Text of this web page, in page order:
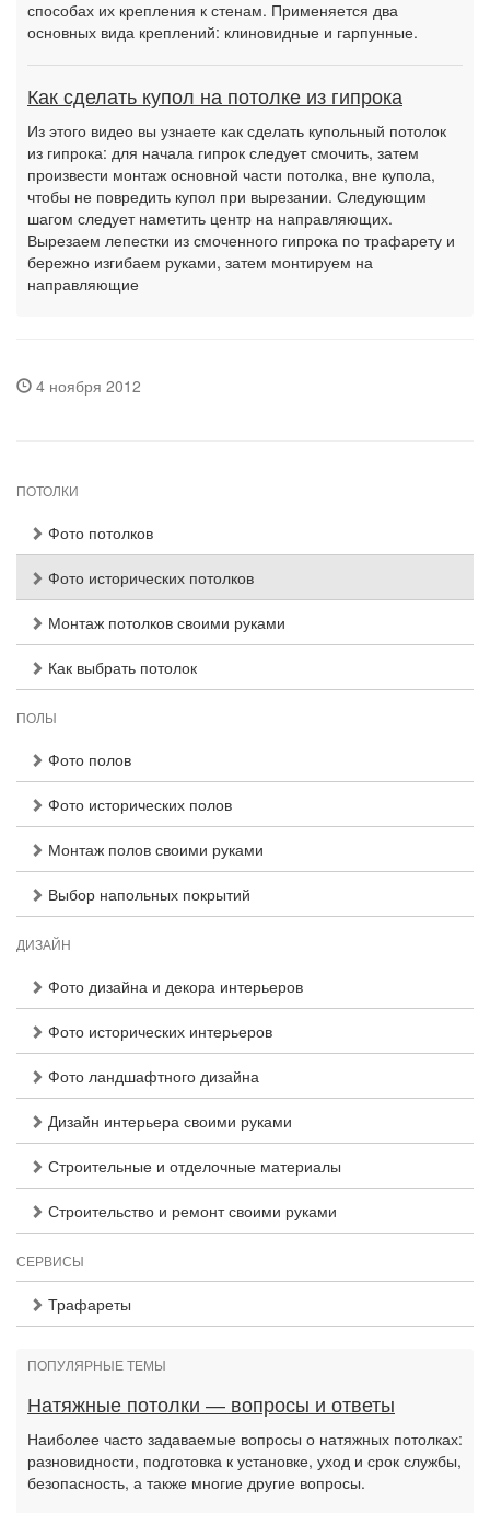
способах их крепления к стенам. Применяется два
основных вида креплений: клиновидные и гарпунные.
Как сделать купол на потолке из гипрока
Из этого видео вы узнаете как сделать купольный потолок
из гипрока: для начала гипрок следует смочить, затем
произвести монтаж основной части потолка, вне купола,
чтобы не повредить купол при вырезании. Следующим
шагом следует наметить центр на направляющих.
Вырезаем лепестки из смоченного гипрока по трафарету и
бережно изгибаем руками, затем монтируем на
направляющие
4 ноября 2012
ПОТОЛКИ
Фото потолков
Фото исторических потолков
Монтаж потолков своими руками
Как выбрать потолок
ПОЛЫ
Фото полов
Фото исторических полов
Монтаж полов своими руками
Выбор напольных покрытий
ДИЗАЙН
Фото дизайна и декора интерьеров
Фото исторических интерьеров
Фото ландшафтного дизайна
Дизайн интерьера своими руками
Строительные и отделочные материалы
Строительство и ремонт своими руками
СЕРВИСЫ
Трафареты
ПОПУЛЯРНЫЕ ТЕМЫ
Натяжные потолки — вопросы и ответы
Наиболее часто задаваемые вопросы о натяжных потолках:
разновидности, подготовка к установке, уход и срок службы,
безопасность, а также многие другие вопросы.